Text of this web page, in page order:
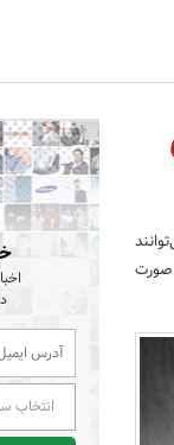
صورت
انتخاب